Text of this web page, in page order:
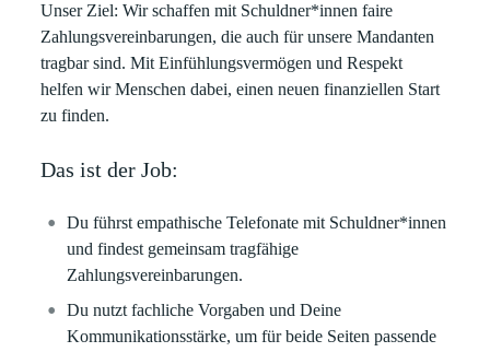
Unser Ziel: Wir schaffen mit Schuldner*innen faire
Zahlungsvereinbarungen, die auch für unsere Mandanten
tragbar sind. Mit Einfühlungsvermögen und Respekt
helfen wir Menschen dabei, einen neuen finanziellen Start
zu finden.
Das ist der Job:
Du führst empathische Telefonate mit Schuldner*innen
und findest gemeinsam tragfähige
Zahlungsvereinbarungen.
Du nutzt fachliche Vorgaben und Deine
Kommunikationsstärke, um für beide Seiten passende